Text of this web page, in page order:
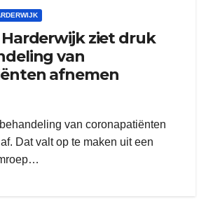
Harderwijk ziet druk
van
afnemen
van coronapatiënten
Dat valt op te maken uit een